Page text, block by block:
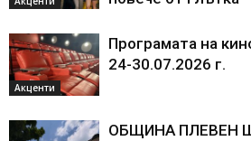
Акценти
Програмата на
24-30.07.2026 г.
ОБЩИНА ПЛЕВЕН